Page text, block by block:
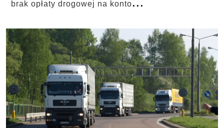
brak opłaty drogowej na konto